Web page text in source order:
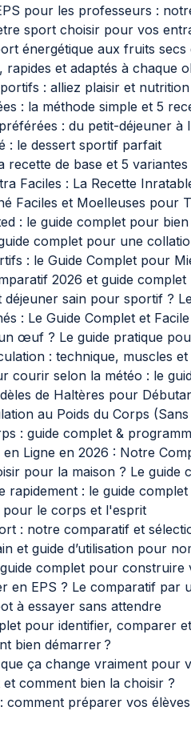
pour les professeurs :
sport choisir pour vos
énergétique aux fruits secs
rapides et adaptés à chaque
: alliez plaisir et nutrition
: la méthode simple et 5
: du petit-déjeuner à
: le dessert sportif parfait
recette de base et 5
Faciles : La Recette
Faciles et Moelleuses pour
: le guide complet pour
complet pour une
: le Guide Complet pour
2026 et guide complet
sain pour sportif ?
: Le Guide Complet et Facile
œuf ? Le guide pratique
: technique, muscles
courir selon la météo : le
de Haltères pour
au Poids du Corps
: guide complet &
en Ligne en 2026 : Notre
pour la maison ? Le guide
rapidement : le guide
pour le corps et l'esprit
: notre comparatif et
et guide d’utilisation pour
complet pour construire
en EPS ? Le comparatif par
à essayer sans attendre
pour identifier, comparer
bien démarrer ?
ça change vraiment pour
comment bien la choisir ?
préparer vos